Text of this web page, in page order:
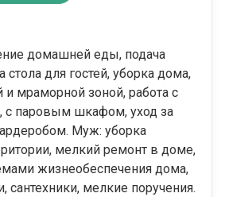
домашней еды, подача
для гостей, уборка дома,
и мраморной зоной, работа с
с паровым шкафом, уход за
Муж: уборка
мелкий ремонт в доме,
жизнеобеспечения дома,
сантехники, мелкие поручения.